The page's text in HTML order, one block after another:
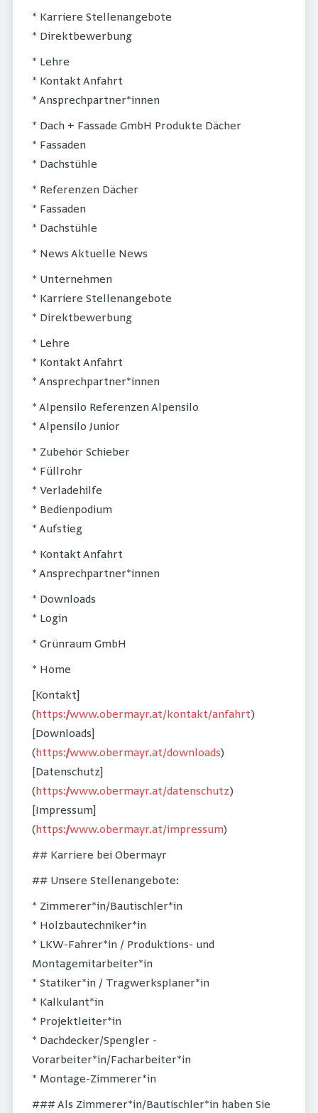
* Karriere Stellenangebote
* Direktbewerbung
* Lehre
* Kontakt Anfahrt
* Ansprechpartner*innen
* Dach + Fassade GmbH Produkte Dächer
* Fassaden
* Dachstühle
* Referenzen Dächer
* Fassaden
* Dachstühle
* News Aktuelle News
* Unternehmen
* Karriere Stellenangebote
* Direktbewerbung
* Lehre
* Kontakt Anfahrt
* Ansprechpartner*innen
* Alpensilo Referenzen Alpensilo
* Alpensilo Junior
* Zubehör Schieber
* Füllrohr
* Verladehilfe
* Bedienpodium
* Aufstieg
* Kontakt Anfahrt
* Ansprechpartner*innen
* Downloads
* Login
* Grünraum GmbH
* Home
[Kontakt]
(https://www.obermayr.at/kontakt/anfahrt)
[Downloads]
(https://www.obermayr.at/downloads)
[Datenschutz]
(https://www.obermayr.at/datenschutz)
[Impressum]
(https://www.obermayr.at/impressum)
## Karriere bei Obermayr
## Unsere Stellenangebote:
* Zimmerer*in/Bautischler*in
* Holzbautechniker*in
* LKW-Fahrer*in / Produktions- und
Montagemitarbeiter*in
* Statiker*in / Tragwerksplaner*in
* Kalkulant*in
* Projektleiter*in
* Dachdecker/Spengler -
Vorarbeiter*in/Facharbeiter*in
* Montage-Zimmerer*in
### Als Zimmerer*in/Bautischler*in haben Sie